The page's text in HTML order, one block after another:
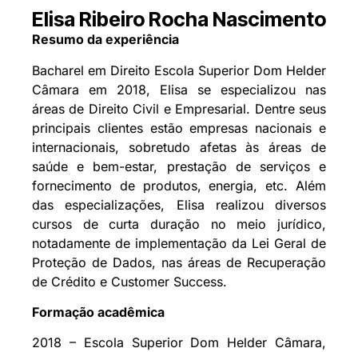
Elisa Ribeiro Rocha Nascimento
Resumo da experiência
Bacharel em Direito Escola Superior Dom Helder
Câmara em 2018, Elisa se especializou nas
áreas de Direito Civil e Empresarial. Dentre seus
principais clientes estão empresas nacionais e
internacionais, sobretudo afetas às áreas de
saúde e bem-estar, prestação de serviços e
fornecimento de produtos, energia, etc. Além
das especializações, Elisa realizou diversos
cursos de curta duração no meio jurídico,
notadamente de implementação da Lei Geral de
Proteção de Dados, nas áreas de Recuperação
de Crédito e Customer Success.
Formação acadêmica
2018 – Escola Superior Dom Helder Câmara,